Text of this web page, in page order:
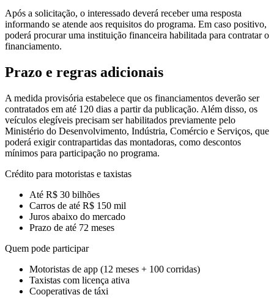
Após a solicitação, o interessado deverá receber uma resposta
informando se atende aos requisitos do programa. Em caso positivo,
poderá procurar uma instituição financeira habilitada para contratar o
financiamento.
Prazo e regras adicionais
A medida provisória estabelece que os financiamentos deverão ser
contratados em até 120 dias a partir da publicação. Além disso, os
veículos elegíveis precisam ser habilitados previamente pelo
Ministério do Desenvolvimento, Indústria, Comércio e Serviços, que
poderá exigir contrapartidas das montadoras, como descontos
mínimos para participação no programa.
Crédito para motoristas e taxistas
Até R$ 30 bilhões
Carros de até R$ 150 mil
Juros abaixo do mercado
Prazo de até 72 meses
Quem pode participar
Motoristas de app (12 meses + 100 corridas)
Taxistas com licença ativa
Cooperativas de táxi